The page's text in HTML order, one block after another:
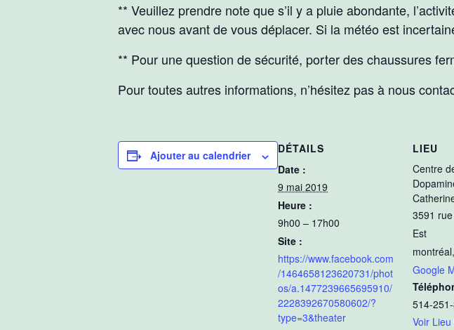
** Veuillez prendre note que s’il y a pluie abondante,
avec nous avant de vous déplacer. Si la météo est
** Pour une question de sécurité, porter des chaussures
Pour toutes autres informations, n’hésitez pas à nous
Ajouter au calendrier
DÉTAILS
Date :
9 mai 2019
Heure :
9h00 – 17h00
Site :
https://www.facebook.com
/1464658123620731/phot
os/a.1477239665695910/
2228392670580602/?
type=3&theater
LIEU
Centre
3591
Est
montréal,
Google
514-
Voir